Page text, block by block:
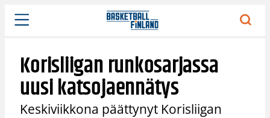
Siirry
sisältöön
Korisliigan runkosarjassa
uusi katsojaennätys
Keskiviikkona päättynyt Korisliigan